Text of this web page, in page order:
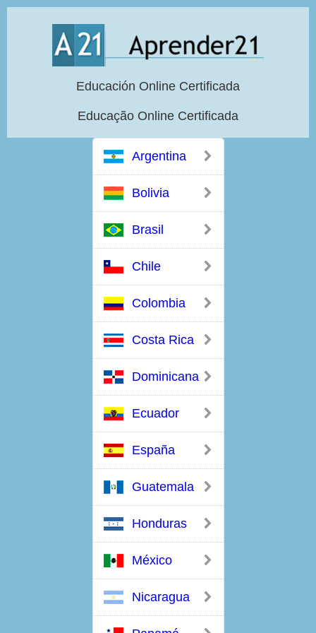
Educación Online Certificada
Educação Online Certificada
Argentina
Bolivia
Brasil
Chile
Colombia
Costa Rica
Dominicana
Ecuador
España
Guatemala
Honduras
México
Nicaragua